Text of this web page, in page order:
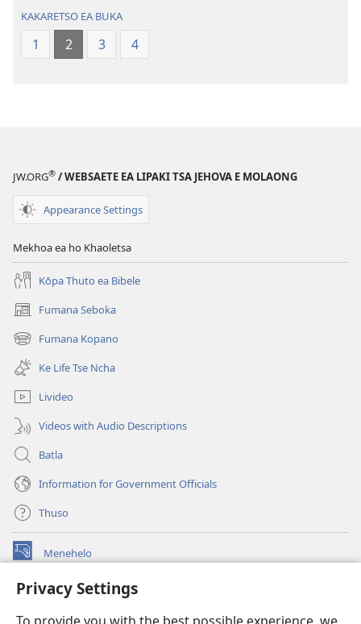
Privacy Settings
KAKARETSO EA BUKA
1 2 3 4
JW.ORG® / WEBSAETE EA LIPAKI TSA JEHOVA E MOLAONG
Appearance Settings
Mekhoa ea ho Khaoletsa
Kōpa Thuto ea Bibele
Fumana Seboka
(opens
new
window)
Fumana Kopano
(opens
new
window)
Ke Life Tse Ncha
Livideo
Videos with Audio Descriptions
Batla
Information for Government Officials
Thuso
Menehelo
(opens
window)Watchtower ONLINE LIBRARY
new